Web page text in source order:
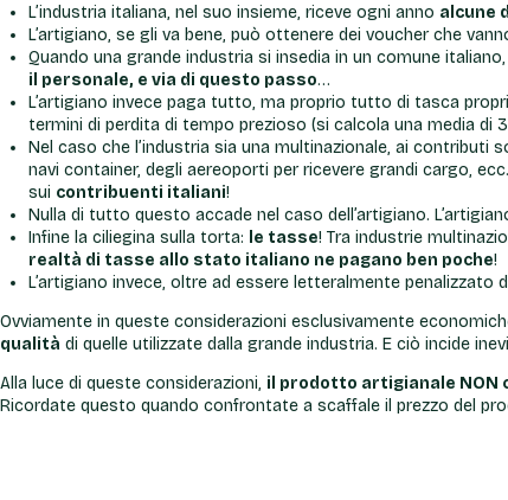
L’industria italiana, nel suo insieme, riceve ogni anno alcune
L’artigiano, se gli va bene, può ottenere dei voucher che
Quando una grande industria si insedia in un comune
il personale, e via di questo passo…
L’artigiano invece paga tutto, ma proprio tutto di tasca
termini di perdita di tempo prezioso (si calcola una media di
Nel caso che l’industria sia una multinazionale, ai contributi
navi container, degli aereoporti per ricevere grandi cargo,
sui contribuenti italiani!
Nulla di tutto questo accade nel caso dell’artigiano.
Infine la ciliegina sulla torta: le tasse! Tra industrie
realtà di tasse allo stato italiano ne pagano ben poche!
L’artigiano invece, oltre ad essere letteralmente penalizzato
Ovviamente in queste considerazioni esclusivamente
qualità di quelle utilizzate dalla grande industria. E ciò incide
Alla luce di queste considerazioni, il prodotto artigianale NON
Ricordate questo quando confrontate a scaffale il prezzo del